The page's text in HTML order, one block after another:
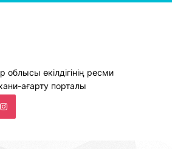
өкілдігінің ресми
ағарту порталы